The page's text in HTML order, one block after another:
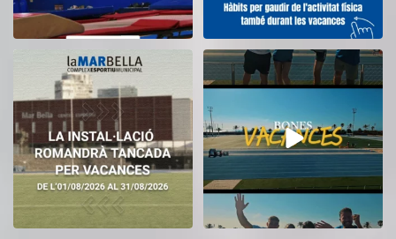
El CEM La Mar Bella romandrà
tancat durant el...
11
Tanquem una nova temporada al
CEM La Mar Bella. ...